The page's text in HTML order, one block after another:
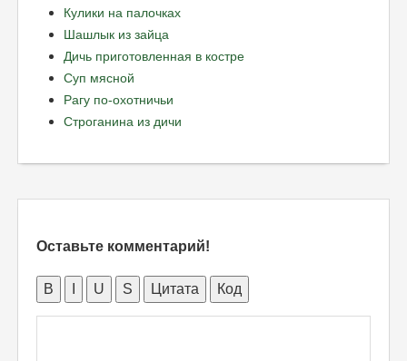
Кулики на палочках
Шашлык из зайца
Дичь приготовленная в костре
Суп мясной
Рагу по-охотничьи
Строганина из дичи
Оставьте комментарий!
B U S Цитата Код